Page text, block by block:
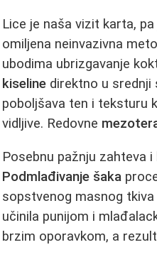
Lice je naša vizit karta,
omiljena neinvazivna
ubodima ubrizgavanje
kiseline direktno u srednji
poboljšava ten i teksturu
vidljive. Redovne
Posebnu pažnju zahteva
Podmlađivanje šaka
sopstvenog masnog tkiva
učinila punijom i
brzim oporavkom, a